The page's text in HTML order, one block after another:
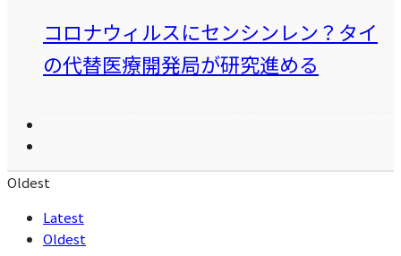
コロナウィルスにセンシンレン？タイ
の代替医療開発局が研究進める
Oldest
Latest
Oldest